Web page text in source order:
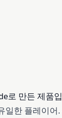
로 만든 제품
일한 플레이어.